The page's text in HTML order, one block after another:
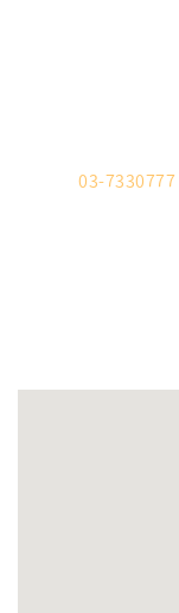
03-7330777